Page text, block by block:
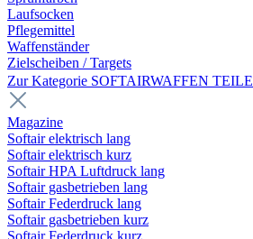
Laufsocken
Pflegemittel
Waffenständer
Zielscheiben / Targets
Zur Kategorie SOFTAIRWAFFEN TEILE
Magazine
Softair elektrisch lang
Softair elektrisch kurz
Softair HPA Luftdruck lang
Softair gasbetrieben lang
Softair Federdruck lang
Softair gasbetrieben kurz
Softair Federdruck kurz